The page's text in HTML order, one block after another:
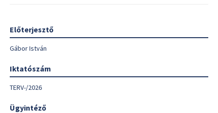
Előterjesztő
Gábor István
Iktatószám
TERV-/2026
Ügyintéző